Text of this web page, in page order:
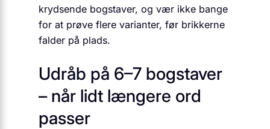
krydsende bogstaver, og vær ikke bange
for at prøve flere varianter, før brikkerne
falder på plads.
Udråb på 6–7 bogstaver
– når lidt længere ord
passer